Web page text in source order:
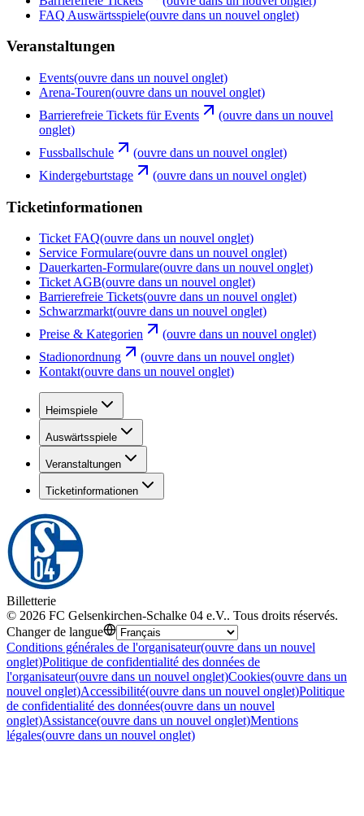
FAQ Auswärtsspiele(ouvre dans un nouvel onglet)
Veranstaltungen
Events(ouvre dans un nouvel onglet)
Arena-Touren(ouvre dans un nouvel onglet)
Barrierefreie Tickets für Events
(ouvre dans un nouvel
onglet)
Fussballschule
(ouvre dans un nouvel onglet)
Kindergeburtstage
(ouvre dans un nouvel onglet)
Ticketinformationen
Ticket FAQ(ouvre dans un nouvel onglet)
Service Formulare(ouvre dans un nouvel onglet)
Dauerkarten-Formulare(ouvre dans un nouvel onglet)
Ticket AGB(ouvre dans un nouvel onglet)
Barrierefreie Tickets(ouvre dans un nouvel onglet)
Schwarzmarkt(ouvre dans un nouvel onglet)
Preise & Kategorien
(ouvre dans un nouvel onglet)
Stadionordnung
(ouvre dans un nouvel onglet)
Kontakt(ouvre dans un nouvel onglet)
Heimspiele
Auswärtsspiele
Veranstaltungen
Ticketinformationen
Billetterie
© 2026 FC Gelsenkirchen-Schalke 04 e.V.. Tous droits réservés.
Changer de langue
Conditions générales de l'organisateur(ouvre dans un nouvel
onglet)Politique de confidentialité des données de
l'organisateur(ouvre dans un nouvel onglet)Cookies(ouvre dans un
nouvel onglet)Accessibilité(ouvre dans un nouvel onglet)Politique
de confidentialité des données(ouvre dans un nouvel
onglet)Assistance(ouvre dans un nouvel onglet)Mentions
légales(ouvre dans un nouvel onglet)